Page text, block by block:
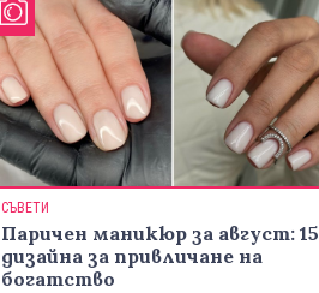
СЪВЕТИ
Паричен маникюр за август: 15
дизайна за привличане на
богатство